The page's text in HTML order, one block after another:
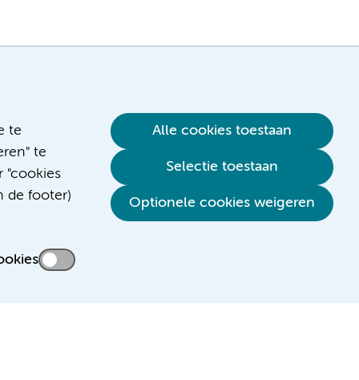
te
te
"cookies
de footer)
Alle cookies toestaan
Selectie toestaan
Optionele cookies weigeren
Verwijzen & diagnostiek